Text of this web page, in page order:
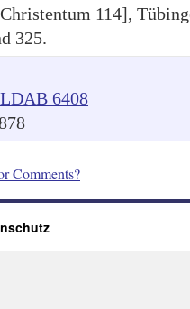
114],
325.
LDAB 6408
Comments?